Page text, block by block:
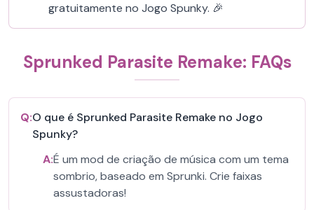
gratuitamente no Jogo Spunky. 🎉
Sprunked Parasite Remake: FAQs
Q:O que é Sprunked Parasite Remake no Jogo
Spunky?
A:É um mod de criação de música com um tema
sombrio, baseado em Sprunki. Crie faixas
assustadoras!